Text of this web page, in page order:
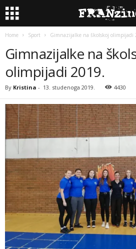
Home Sport Gimnazijalke na školskoj olimpijadi
Gimnazijalke na
olimpijadi 2019.
By Kristina - 13. studenoga 2019. 4430